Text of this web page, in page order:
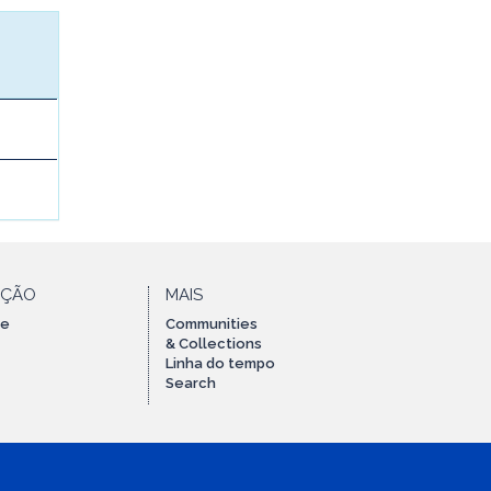
MAIS
Communities
& Collections
Linha do tempo
Search